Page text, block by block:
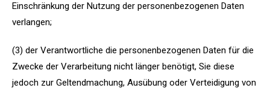
Einschränkung der Nutzung der personenbezogenen Daten
verlangen;
(3) der Verantwortliche die personenbezogenen Daten für die
Zwecke der Verarbeitung nicht länger benötigt, Sie diese
jedoch zur Geltendmachung, Ausübung oder Verteidigung von